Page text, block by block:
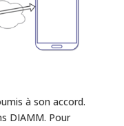
à son accord.
DIAMM. Pour